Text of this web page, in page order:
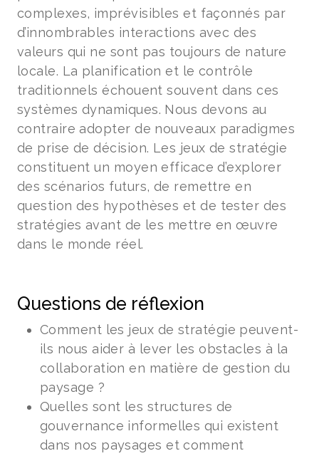
complexes, imprévisibles et façonnés par
d’innombrables interactions avec des
valeurs qui ne sont pas toujours de nature
locale. La planification et le contrôle
traditionnels échouent souvent dans ces
systèmes dynamiques. Nous devons au
contraire adopter de nouveaux paradigmes
de prise de décision. Les jeux de stratégie
constituent un moyen efficace d’explorer
des scénarios futurs, de remettre en
question des hypothèses et de tester des
stratégies avant de les mettre en œuvre
dans le monde réel.
Questions de réflexion
Comment les jeux de stratégie peuvent-
ils nous aider à lever les obstacles à la
collaboration en matière de gestion du
paysage ?
Quelles sont les structures de
gouvernance informelles qui existent
dans nos paysages et comment